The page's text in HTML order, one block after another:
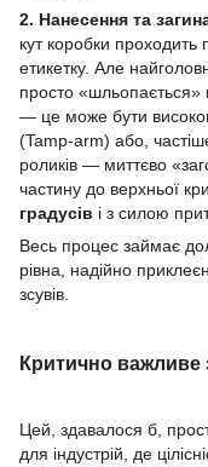
2. Нанесення та
кут коробки проходить
етикетку. Але
просто «шльопається»
— це може бути
(Tamp-arm) або,
роликів — миттєво
частину до верхньої
градусів і з силою
Весь процес займає
рівна, надійно
зсувів.
Критично важливе
Цей, здавалося б,
для індустрій, де